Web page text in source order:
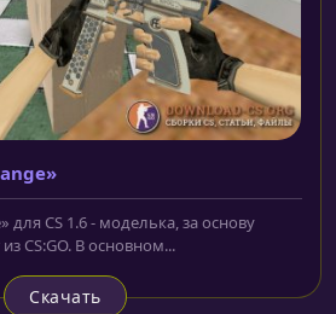
для CS 1.6 - моделька, за основу
CS:GO. В основном...
Скачать